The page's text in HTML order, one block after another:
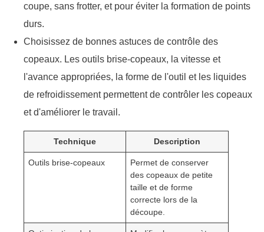
coupe, sans frotter, et pour éviter la formation de points
durs.
Choisissez de bonnes astuces de contrôle des
copeaux. Les outils brise-copeaux, la vitesse et
l'avance appropriées, la forme de l'outil et les liquides
de refroidissement permettent de contrôler les copeaux
et d'améliorer le travail.
Technique Description
Outils brise-copeaux
Permet de conserver
des copeaux de petite
taille et de forme
correcte lors de la
découpe.